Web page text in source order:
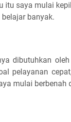
itu saya mulai
banyak.
dibutuhkan
pelayanan
mulai berbenah